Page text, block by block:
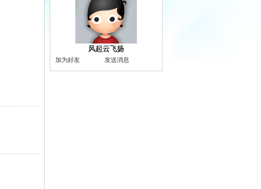
风起云飞扬
加为好友 发送消息